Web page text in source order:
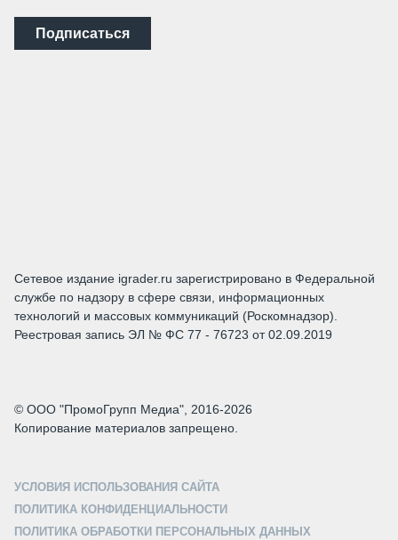
Подписаться
Сетевое издание igrader.ru зарегистрировано в Федеральной
службе по надзору в сфере связи, информационных
технологий и массовых коммуникаций (Роскомнадзор).
Реестровая запись ЭЛ № ФС 77 - 76723 от 02.09.2019
© ООО "ПромоГрупп Медиа", 2016-2026
Копирование материалов запрещено.
УСЛОВИЯ ИСПОЛЬЗОВАНИЯ САЙТА
ПОЛИТИКА КОНФИДЕНЦИАЛЬНОСТИ
ПОЛИТИКА ОБРАБОТКИ ПЕРСОНАЛЬНЫХ ДАННЫХ